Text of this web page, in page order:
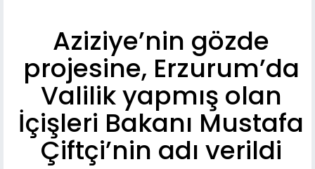
Aziziye’nin gözde
projesine, Erzurum’da
Valilik yapmış olan
İçişleri Bakanı Mustafa
Çiftçi’nin adı verildi